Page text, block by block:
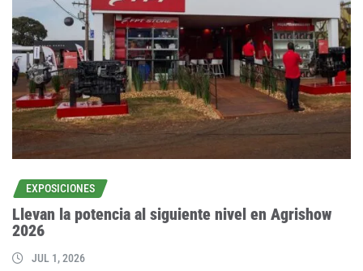
EXPOSICIONES
Llevan la potencia al siguiente nivel en Agrishow
2026
JUL 1, 2026